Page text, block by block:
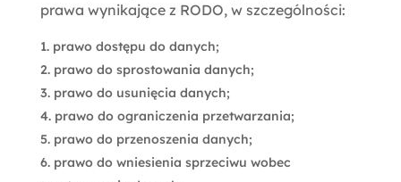
prawa wynikające z RODO, w szczególności:
prawo dostępu do danych;
prawo do sprostowania danych;
prawo do usunięcia danych;
prawo do ograniczenia przetwarzania;
prawo do przenoszenia danych;
prawo do wniesienia sprzeciwu wobec